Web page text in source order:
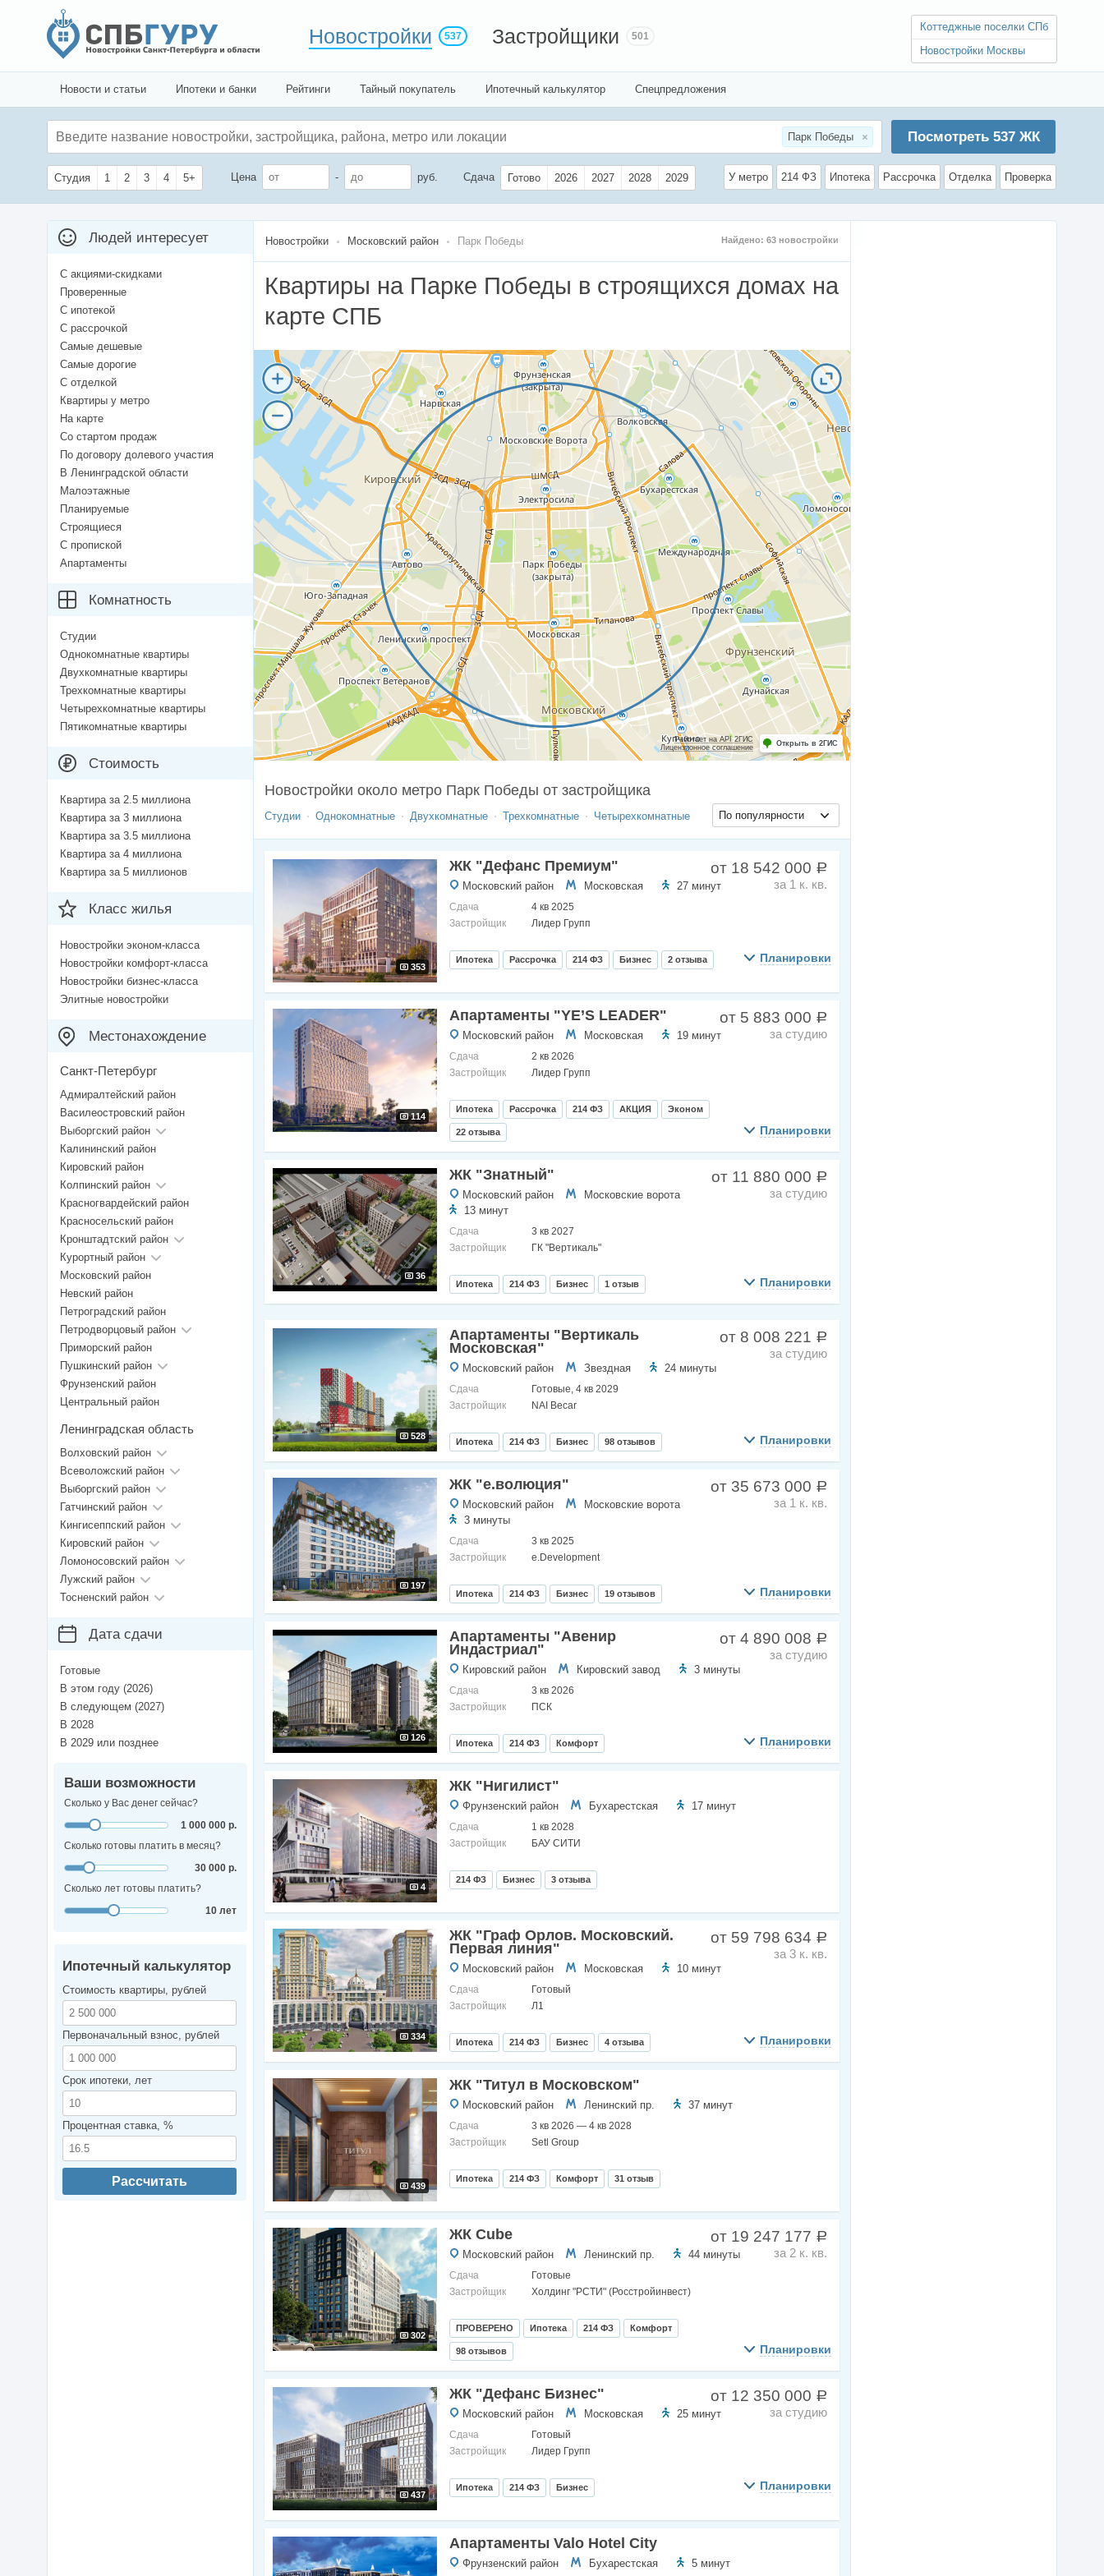
Новостройки 537 Застройщики 501
Коттеджные поселки СПб
Новостройки Москвы
Новости и статьи Ипотеки и банки Рейтинги Тайный покупатель Ипотечный калькулятор Спецпредложения
Парк Победы Посмотреть 537ЖК
Студия 1 2 3 4 5+ Цена - руб. Сдача Готово 2026 2027 2028 2029 У метро 214 ФЗ Ипотека Рассрочка Отделка Проверка
Найдено: 63 новостройки
Новостройки Московский район Парк Победы
Квартиры на Парке Победы в строящихся домах на
карте СПБ
Работает на API 2ГИС
Лицензионное соглашение
Открыть в 2ГИС
Новостройки около метро Парк Победы от застройщика
По популярности
Студии Однокомнатные Двухкомнатные Трехкомнатные Четырехкомнатные
353
от 18 542 000 a
за 1 к. кв.
ЖК "Дефанс Премиум"
Московский район Московская 27 минут
Сдача
4 кв 2025
Застройщик
Лидер Групп
Ипотека Рассрочка 214 ФЗ Бизнес 2 отзыва Планировки
114
от 5 883 000 a
за студию
Апартаменты "YE’S LEADER"
Московский район Московская 19 минут
Сдача
2 кв 2026
Застройщик
Лидер Групп
Ипотека Рассрочка 214 ФЗ АКЦИЯ Эконом
22 отзыва Планировки
36
от 11 880 000 a
за студию
ЖК "Знатный"
Московский район
Московские ворота
13 минут
Сдача
3 кв 2027
Застройщик
ГК "Вертикаль"
Ипотека 214 ФЗ Бизнес 1 отзыв Планировки
528
от 8 008 221 a
за студию
Апартаменты "Вертикаль
Московская"
Московский район Звездная 24 минуты
Сдача
Готовые, 4 кв 2029
Застройщик
NAI Becar
Ипотека 214 ФЗ Бизнес 98 отзывов Планировки
197
от 35 673 000 a
за 1 к. кв.
ЖК "е.волюция"
Московский район
Московские ворота
3 минуты
Сдача
3 кв 2025
Застройщик
e.Development
Ипотека 214 ФЗ Бизнес 19 отзывов Планировки
126
от 4 890 008 a
за студию
Апартаменты "Авенир
Индастриал"
Кировский район Кировский завод 3 минуты
Сдача
3 кв 2026
Застройщик
ПСК
Ипотека 214 ФЗ Комфорт Планировки
4
ЖК "Нигилист"
Фрунзенский район Бухарестская 17 минут
Сдача
1 кв 2028
Застройщик
БАУ СИТИ
214 ФЗ Бизнес 3 отзыва
334
от 59 798 634 a
за 3 к. кв.
ЖК "Граф Орлов. Московский.
Первая линия"
Московский район Московская 10 минут
Сдача
Готовый
Застройщик
Л1
Ипотека 214 ФЗ Бизнес 4 отзыва Планировки
439
ЖК "Титул в Московском"
Московский район Ленинский пр. 37 минут
Сдача
3 кв 2026 — 4 кв 2028
Застройщик
Setl Group
Ипотека 214 ФЗ Комфорт 31 отзыв
302
от 19 247 177 a
за 2 к. кв.
ЖК Cube
Московский район Ленинский пр. 44 минуты
Сдача
Готовые
Застройщик
Холдинг "РСТИ" (Росстройинвест)
ПРОВЕРЕНО Ипотека 214 ФЗ Комфорт
98 отзывов Планировки
437
от 12 350 000 a
за студию
ЖК "Дефанс Бизнес"
Московский район Московская 25 минут
Сдача
Готовый
Застройщик
Лидер Групп
Ипотека 214 ФЗ Бизнес Планировки
Апартаменты Valo Hotel City
Фрунзенский район Бухарестская 5 минут
Людей интересует
С акциями-скидками
Проверенные
С ипотекой
С рассрочкой
Самые дешевые
Самые дорогие
С отделкой
Квартиры у метро
На карте
Со стартом продаж
По договору долевого участия
В Ленинградской области
Малоэтажные
Планируемые
Строящиеся
С пропиской
Апартаменты
Комнатность
Студии
Однокомнатные квартиры
Двухкомнатные квартиры
Трехкомнатные квартиры
Четырехкомнатные квартиры
Пятикомнатные квартиры
Стоимость
Квартира за 2.5 миллиона
Квартира за 3 миллиона
Квартира за 3.5 миллиона
Квартира за 4 миллиона
Квартира за 5 миллионов
Класс жилья
Новостройки эконом-класса
Новостройки комфорт-класса
Новостройки бизнес-класса
Элитные новостройки
Местонахождение
Санкт-Петербург
Адмиралтейский район
Василеостровский район
Выборгский район
Калининский район
Кировский район
Колпинский район
Красногвардейский район
Красносельский район
Кронштадтский район
Курортный район
Московский район
Невский район
Петроградский район
Петродворцовый район
Приморский район
Пушкинский район
Фрунзенский район
Центральный район
Ленинградская область
Волховский район
Всеволожский район
Выборгский район
Гатчинский район
Кингисеппский район
Кировский район
Ломоносовский район
Лужский район
Тосненский район
Дата сдачи
Готовые
В этом году (2026)
В следующем (2027)
В 2028
В 2029 или позднее
Ваши возможности
Сколько у Вас денег сейчас?
1 000 000 р.
Сколько готовы платить в месяц?
30 000 р.
Сколько лет готовы платить?
10 лет
Ипотечный калькулятор
Стоимость квартиры, рублей
Первоначальный взнос, рублей
Срок ипотеки, лет
Процентная ставка, %
Рассчитать